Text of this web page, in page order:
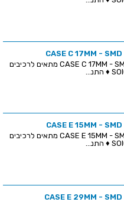
גוף קירור לרכיבים CASE C 17MM - SMD מתאים לרכיבים
גוף קירור לרכיבים CASE E 15MM - SMD מתאים לרכיבים